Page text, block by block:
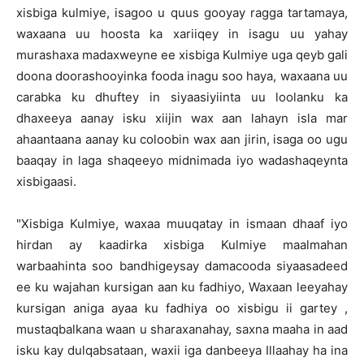
xisbiga kulmiye, isagoo u quus gooyay ragga tartamaya,
waxaana uu hoosta ka xariiqey in isagu uu yahay
murashaxa madaxweyne ee xisbiga Kulmiye uga qeyb gali
doona doorashooyinka fooda inagu soo haya, waxaana uu
carabka ku dhuftey in siyaasiyiinta uu loolanku ka
dhaxeeya aanay isku xiijin wax aan lahayn isla mar
ahaantaana aanay ku coloobin wax aan jirin, isaga oo ugu
baaqay in laga shaqeeyo midnimada iyo wadashaqeynta
xisbigaasi.
"Xisbiga Kulmiye, waxaa muuqatay in ismaan dhaaf iyo
hirdan ay kaadirka xisbiga Kulmiye maalmahan
warbaahinta soo bandhigeysay damacooda siyaasadeed
ee ku wajahan kursigan aan ku fadhiyo, Waxaan leeyahay
kursigan aniga ayaa ku fadhiya oo xisbigu ii gartey ,
mustaqbalkana waan u sharaxanahay, saxna maaha in aad
isku kay dulqabsataan, waxii iga danbeeya Illaahay ha ina